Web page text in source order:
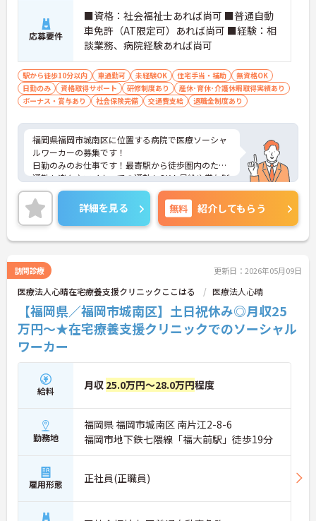
応募要件
■資格：社会福祉士あれば尚可 ■普通自動
車免許（AT限定可）あれば尚可 ■経験：相
談業務、病院経験あれば尚可
駅から徒歩10分以内 車通勤可 未経験OK 住宅手当・補助
無資格OK
日勤のみ
資格取得サポート 研修制度あり
産休･育休･介護休暇取得実績あり
ボーナス・賞与あり
社会保険完備 交通費支給 退職金制度あり
福岡県福岡市城南区に位置する病院で医療ソーシャ
ルワーカーの募集です！
日勤のみのお仕事です！最寄駅から徒歩圏内のため
通勤も楽々♪マイカーでの通勤もOK！昇給や賞与制
度があり、頑張りが評価されてしっかりと還元され
ます。さらに住宅手当などの各種手当もあるのは嬉
しいポイントです◎フォロー体制もあり、経験に関
わらず安心してスタートできます。
こちらの求人にご興味がございましたら面接のポイ
ます。
詳細を見る 無料 紹介してもらう
訪問診療 更新日：2026年05月09日
医療法人心晴在宅療養支援クリニックここはる 医療法人心晴
【福岡県／福岡市城南区】土日祝休み◎月収25
万円～★在宅療養支援クリニックでのソーシャル
ワーカー
給料 月収 25.0万円～28.0万円程度
勤務地
福岡県 福岡市城南区 南片江2-8-6
福岡市地下鉄七隈線「福大前駅」徒歩19分
雇用形態 正社員(正職員)